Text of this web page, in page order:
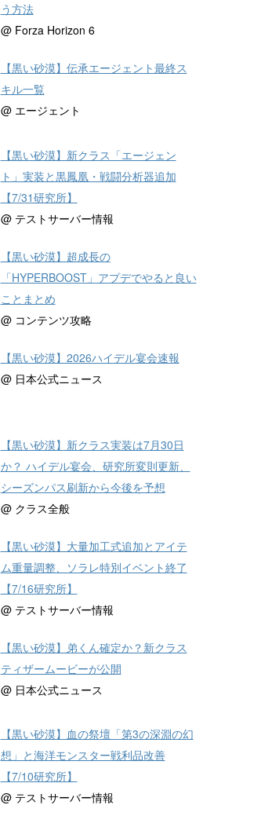
う方法
@ Forza Horizon 6
【黒い砂漠】伝承エージェント最終ス
キル一覧
@ エージェント
【黒い砂漠】新クラス「エージェン
ト」実装と黒鳳凰・戦闘分析器追加
【7/31研究所】
@ テストサーバー情報
【黒い砂漠】超成長の
「HYPERBOOST」アプデでやると良い
ことまとめ
@ コンテンツ攻略
【黒い砂漠】2026ハイデル宴会速報
@ 日本公式ニュース
【黒い砂漠】新クラス実装は7月30日
か？ ハイデル宴会、研究所変則更新、
シーズンパス刷新から今後を予想
@ クラス全般
【黒い砂漠】大量加工式追加とアイテ
ム重量調整、ソラレ特別イベント終了
【7/16研究所】
@ テストサーバー情報
【黒い砂漠】弟くん確定か？新クラス
ティザームービーが公開
@ 日本公式ニュース
【黒い砂漠】血の祭壇「第3の深淵の幻
想」と海洋モンスター戦利品改善
【7/10研究所】
@ テストサーバー情報